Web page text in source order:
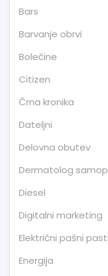
Bars
Barvanje obrvi
Bolečine
Citizen
Črna kronika
Dateljni
Delovna obutev
Dermatolog
Diesel
Digitalni marketing
Električni pašni
Energija